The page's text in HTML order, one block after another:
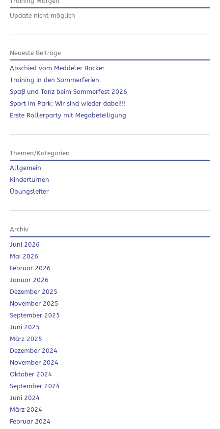
Update nicht möglich
Neueste Beiträge
Abschied vom Meddeler Bäcker
Training in den Sommerferien
Spaß und Tanz beim Sommerfest 2026
Sport im Park: Wir sind wieder dabei!!!
Erste Rollerparty mit Megabeteiligung
Themen/Kategorien
Allgemein
Kinderturnen
Übungsleiter
Archiv
Juni 2026
Mai 2026
Februar 2026
Januar 2026
Dezember 2025
November 2025
September 2025
Juni 2025
März 2025
Dezember 2024
November 2024
Oktober 2024
September 2024
Juni 2024
März 2024
Februar 2024